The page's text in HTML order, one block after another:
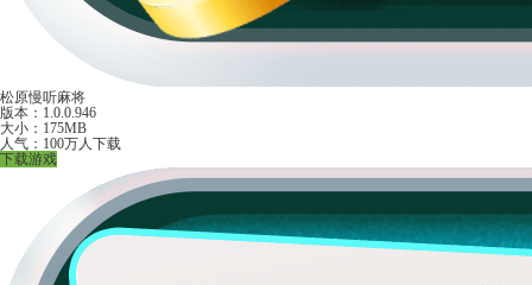
松原慢听麻将
版本：1.0.0.946
大小：175MB
人气：100万人下载
下载游戏